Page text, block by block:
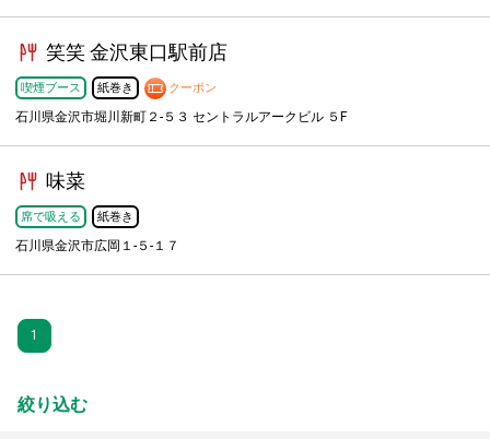
笑笑 金沢東口駅前店
喫煙ブース 紙巻き クーポン
石川県金沢市堀川新町２-５３ セントラルアークビル ５F
味菜
席で吸える 紙巻き
石川県金沢市広岡１-５-１７
1
絞り込む